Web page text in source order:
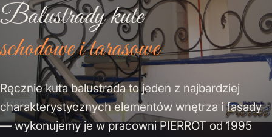
Balustrady kute
schodowe i tarasowe
Ręcznie kuta balustrada to jeden z najbardziej
charakterystycznych elementów wnętrza i fasady
— wykonujemy je w pracowni PIERROT od 1995